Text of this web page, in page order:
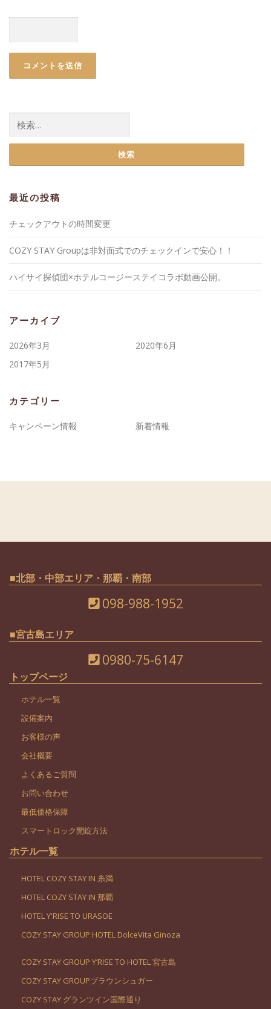
索:
最近の投稿
チェックアウトの時間変更
COZY STAY Groupは非対面式でのチェックインで安心！！
ハイサイ探偵団×ホテルコージーステイコラボ動画公開。
アーカイブ
2026年3月
2020年6月
2017年5月
カテゴリー
キャンペーン情報 新着情報
■北部・中部エリア・那覇・南部
098-988-1952
■宮古島エリア
0980-75-6147
トップページ
ホテル一覧
設備案内
お客様の声
会社概要
よくあるご質問
お問い合わせ
最低価格保障
スマートロック開錠方法
ホテル一覧
HOTEL COZY STAY IN 糸満
HOTEL COZY STAY IN 那覇
HOTEL Y'RISE TO URASOE
COZY STAY GROUP HOTEL DolceVita Ginoza
COZY STAY GROUP Y’RISE TO HOTEL 宮古島
COZY STAY GROUPブラウンシュガー
COZY STAY グランツイン国際通り